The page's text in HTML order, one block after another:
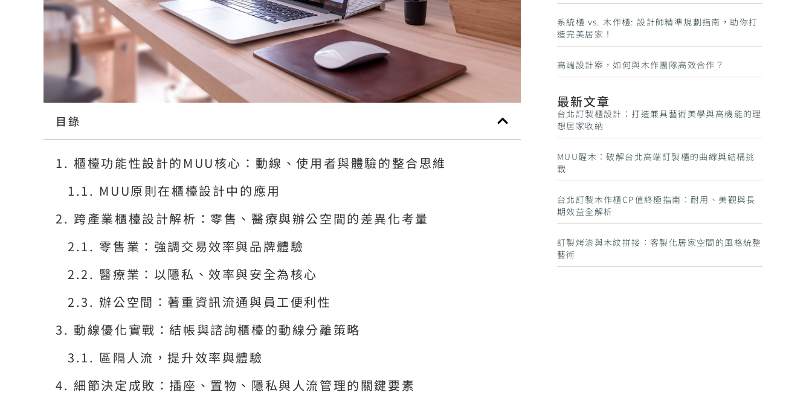
目錄
櫃檯功能性設計的MUU核心：動線、使用者與體驗的整合思維
MUU原則在櫃檯設計中的應用
跨產業櫃檯設計解析：零售、醫療與辦公空間的差異化考量
零售業：強調交易效率與品牌體驗
醫療業：以隱私、效率與安全為核心
辦公空間：著重資訊流通與員工便利性
動線優化實戰：結帳與諮詢櫃檯的動線分離策略
區隔人流，提升效率與體驗
細節決定成敗：插座、置物、隱私與人流管理的關鍵要素
系統櫃 vs. 木作櫃: 設計師精準規劃指南，助你打
造完美居家！
高端設計案，如何與木作團隊高效合作？
最新文章
台北訂製櫃設計：打造兼具藝術美學與高機能的理
想居家收納
MUU醒木：破解台北高端訂製櫃的曲線與結構挑
戰
台北訂製木作櫃CP值終極指南：耐用、美觀與長
期效益全解析
訂製烤漆與木紋拼接：客製化居家空間的風格統整
藝術